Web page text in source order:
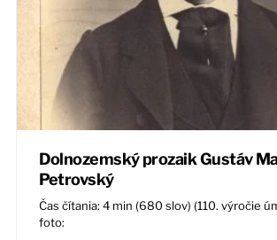
Dolnozemský prozaik Gustáv
Petrovský
Čas čítania: 4 min (680 slov) (110. výročie
foto: